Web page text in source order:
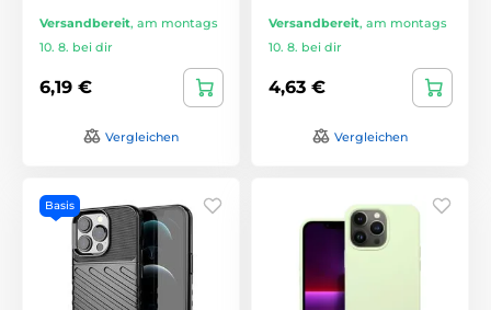
Versandbereit, am montags
10. 8. bei dir
6,19 €
Vergleichen
Versandbereit, am montags
10. 8. bei dir
4,63 €
Vergleichen
Basis